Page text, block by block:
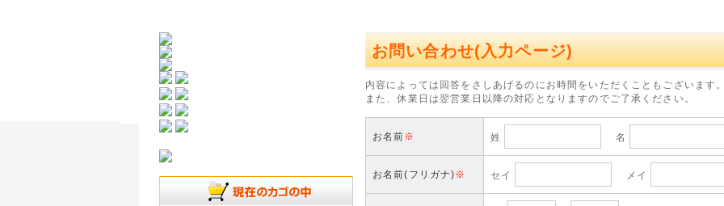
お問い合わせ(入力ページ)
内容によっては回答をさしあげるのにお時間をいただくこともございます。
また、休業日は翌営業日以降の対応となりますのでご了承ください。
お名前※ 姓 名
お名前(フリガナ)※ セイ メイ